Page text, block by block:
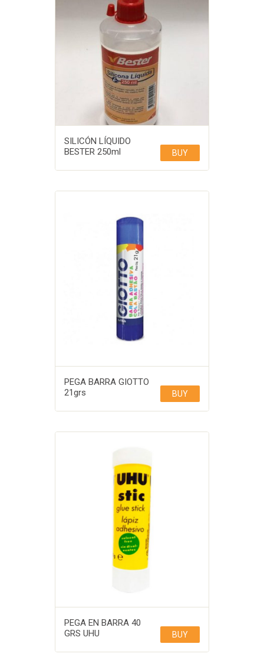
SILICÓN LÍQUIDO
BESTER 250ml
BUY
PEGA BARRA GIOTTO
21grs
BUY
PEGA EN BARRA 40
GRS UHU
BUY